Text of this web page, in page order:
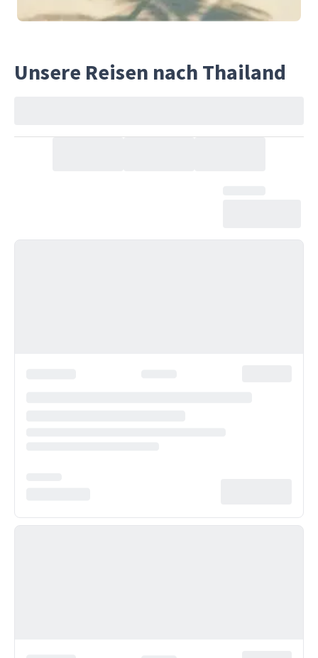
Unsere Reisen nach Thailand